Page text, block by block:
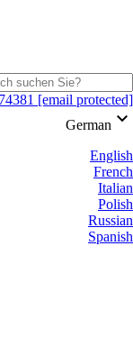
[email protected]
German keyboard_arrow_down
English
French
Italian
Polish
Russian
Spanish